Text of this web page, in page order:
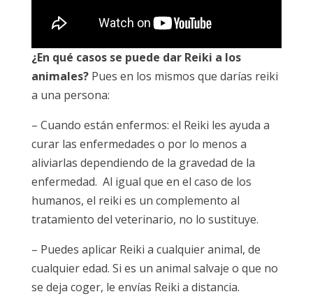
¿En qué casos se puede dar Reiki a los
animales?Pues en los mismos que darías reiki
a una persona:
– Cuando están enfermos: el Reiki les ayuda a
curar las enfermedades o por lo menos a
aliviarlas dependiendo de la gravedad de la
enfermedad. Al igual que en el caso de los
humanos, el reiki es un complemento al
tratamiento del veterinario, no lo sustituye.
– Puedes aplicar Reiki a cualquier animal, de
cualquier edad. Si es un animal salvaje o que no
se deja coger, le envías Reiki a distancia.